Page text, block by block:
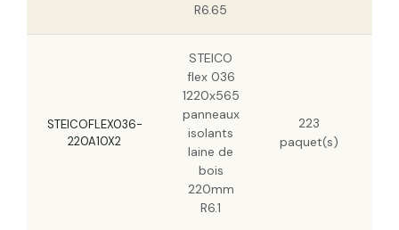
R6.65
STEICOFLEX036-
220A10X2
STEICO
flex 036
1220x565
panneaux
isolants
laine de
bois
220mm
R6.1
223
paquet(s)